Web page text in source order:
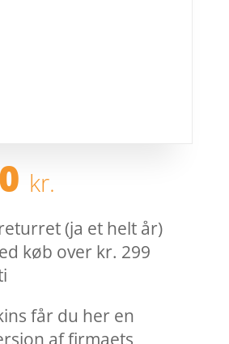
kr.
(ja et helt år)
køb over kr. 299
får du her en
af firmaets